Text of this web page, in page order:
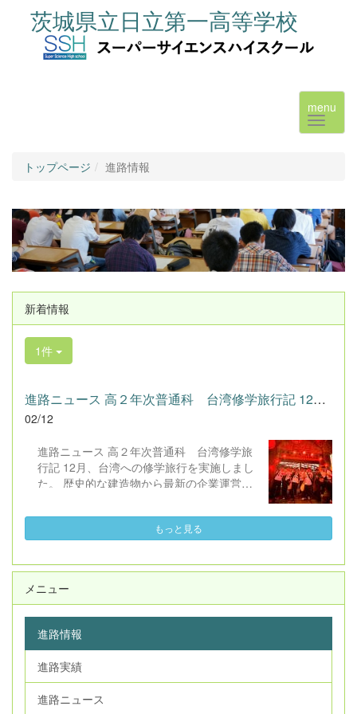
茨城県立日立第一高等学校
menu
トップページ 進路情報
新着情報
1件
進路ニュース 高２年次普通科 台湾修学旅行記 12月、台湾への...
02/12
進路ニュース 高２年次普通科 台湾修学旅
行記 12月、台湾への修学旅行を実施しまし
た。 歴史的な建造物から最新の企業運営、
っぷりと浸かった濃密な４日間の様子をご報
修 企業見学では、運営の方々から実用的で
ッフの方々の丁寧なサポートもあって、生徒
たちは台湾での生活の大変さや仕事への情熱
を肌で感じたようです。こうした学びを通じ
て、台湾が世界経済の中でどのような役割を
担っているのか、そして日本との繋がりの深
さを再確認できる、非常に刺激の多い研修と
歴史や精神性への理解を深めるため、忠烈祠
もっと見る
メニュー
進路情報
進路実績
進路ニュース